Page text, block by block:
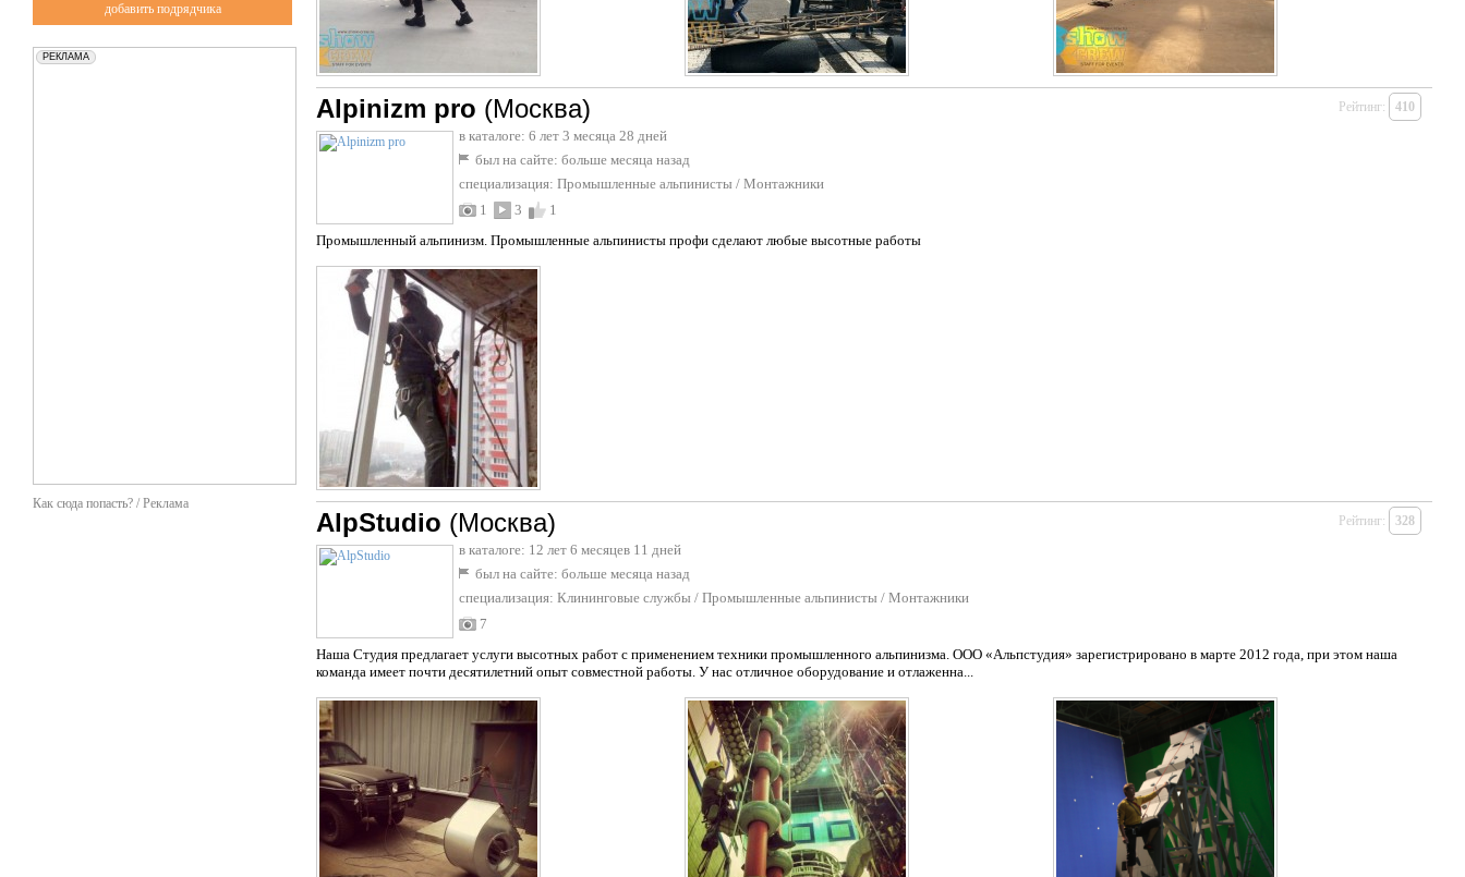
добавить подрядчика
Как сюда попасть? / Реклама
Alpinizm pro (Москва)
в каталоге: 6 лет 3 месяца 28 дней
был на сайте: больше месяца назад
специализация: Промышленные альпинисты / Монтажники
1
3
1
Промышленный альпинизм. Промышленные альпинисты профи сделают любые высотные работы
Рейтинг: 410
AlpStudio (Москва)
в каталоге: 12 лет 6 месяцев 11 дней
был на сайте: больше месяца назад
специализация: Клининговые службы / Промышленные альпинисты / Монтажники
7
Наша Студия предлагает услуги высотных работ с применением техники промышленного альпинизма. ООО «Альпстудия» зарегистрировано в марте 2012 года, при этом наша
команда имеет почти десятилетний опыт совместной работы. У нас отличное оборудование и отлаженна...
Рейтинг: 328